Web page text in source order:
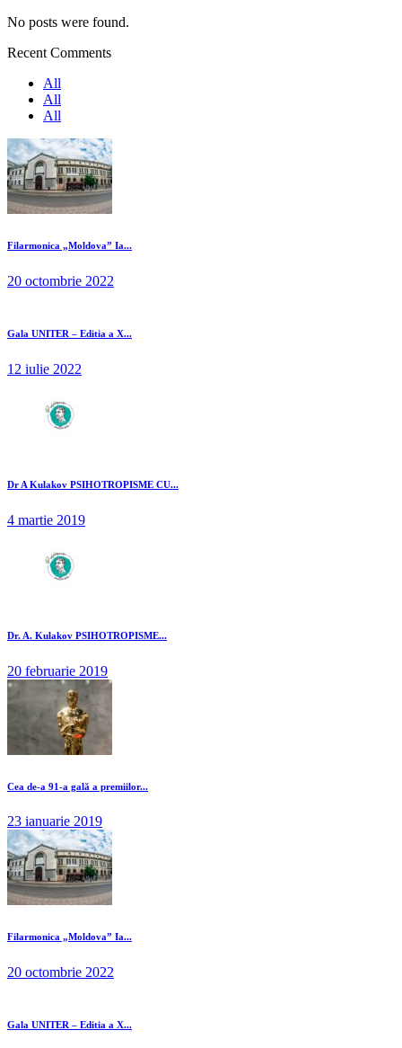
No posts were found.
Recent Comments
All
All
All
Filarmonica „Moldova” Ia...
20 octombrie 2022
Gala UNITER – Editia a X...
12 iulie 2022
Dr A Kulakov PSIHOTROPISME CU...
4 martie 2019
Dr. A. Kulakov PSIHOTROPISME...
20 februarie 2019
Cea de-a 91-a gală a premiilor...
23 ianuarie 2019
Filarmonica „Moldova” Ia...
20 octombrie 2022
Gala UNITER – Editia a X...